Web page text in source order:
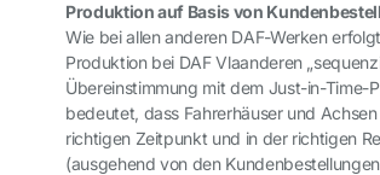
Produktion auf Basis von
Wie bei allen anderen DAF-Werken
Produktion bei DAF Vlaanderen
Übereinstimmung mit dem Just-in-Time-
bedeutet, dass Fahrerhäuser und
richtigen Zeitpunkt und in der richtigen
(ausgehend von den